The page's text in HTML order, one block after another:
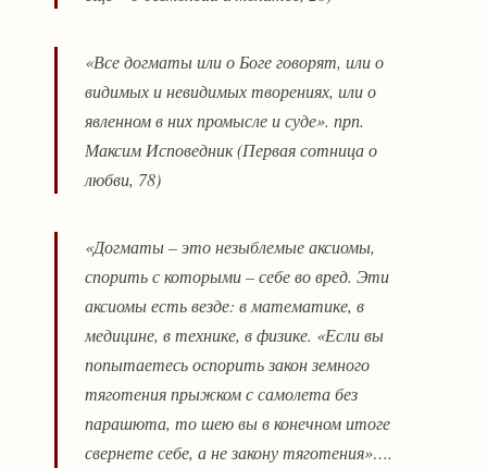
«Все догматы или о Боге говорят, или о
видимых и невидимых творениях, или о
явленном в них промысле и суде». прп.
Максим Исповедник (Первая сотница о
любви, 78)
«Догматы – это незыблемые аксиомы,
спорить с которыми – себе во вред. Эти
аксиомы есть везде: в математике, в
медицине, в технике, в физике. «Если вы
попытаетесь оспорить закон земного
тяготения прыжком с самолета без
парашюта, то шею вы в конечном итоге
свернете себе, а не закону тяготения»….